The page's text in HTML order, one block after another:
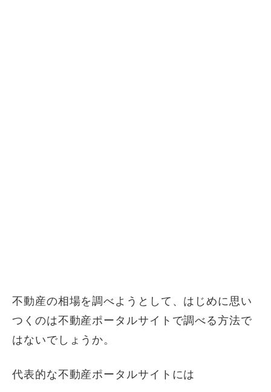
不動産の相場を調べようとして、はじめに思い
つくのは不動産ポータルサイトで調べる方法で
はないでしょうか。
代表的な不動産ポータルサイトには